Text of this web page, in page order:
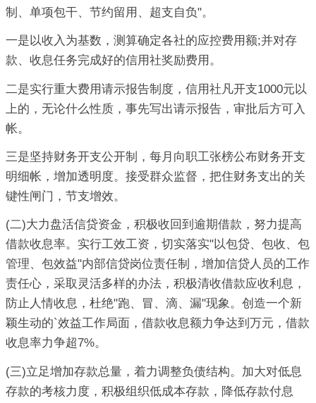
制、单项包干、节约留用、超支自负"。
一是以收入为基数，测算确定各社的应控费用额;并对存
款、收息任务完成好的信用社奖励费用。
二是实行重大费用请示报告制度，信用社凡开支1000元以
上的，无论什么性质，事先写出请示报告，审批后方可入
帐。
三是坚持财务开支公开制，每月向职工张榜公布财务开支
明细帐，增加透明度。接受群众监督，把住财务支出的关
键性闸门，节支增效。
(二)大力盘活信贷资金，积极收回到逾期借款，努力提高
借款收息率。实行工效工资，切实落实"以包贷、包收、包
管理、包效益"内部信贷岗位责任制，增加信贷人员的工作
责任心，采取灵活多样的办法，积极清收借款应收利息，
防止人情收息，杜绝"跑、冒、滴、漏"现象。创造一个新
颖生动的`效益工作局面，借款收息额力争达到万元，借款
收息率力争超7%。
(三)立足增加存款总量，着力调整负债结构。加大对低息
存款的考核力度，积极组织低成本存款，降低存款付息